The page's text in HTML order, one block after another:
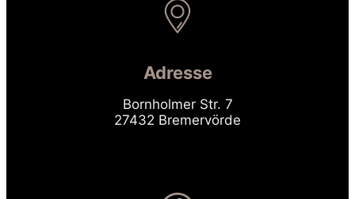
Adresse
Bornholmer Str. 7
27432 Bremervörde